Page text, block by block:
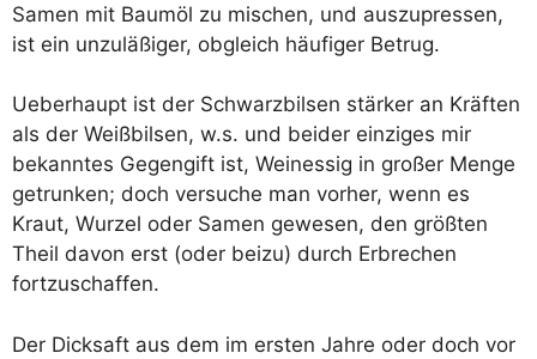
Samen mit Baum­öl zu mischen, und aus­zu­pres­sen,
ist ein unzu­lä­ßi­ger, obgleich häu­fi­ger Betrug.
Ueber­haupt ist der Schwarz­bil­sen stär­ker an Kräf­ten
als der Weiß­bil­sen, w.s. und bei­der ein­zi­ges mir
bekann­tes Gegen­gift ist, Wein­essig in gro­ßer Men­ge
getrun­ken; doch ver­su­che man vor­her, wenn es
Kraut, Wur­zel oder Samen gewe­sen, den größ­ten
Theil davon erst (oder bei­zu) durch Erbre­chen
fortzuschaffen.
Der Dick­saft aus dem im ers­ten Jah­re oder doch vor